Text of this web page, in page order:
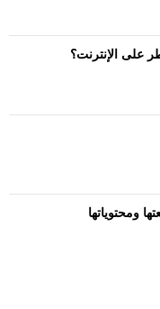
على الإنترنت؟
ومحتوياتها